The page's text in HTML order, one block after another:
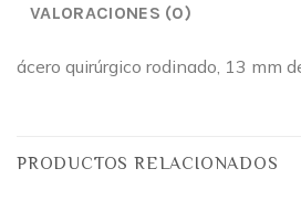
VALORACIONES (0)
ácero quirúrgico rodinado, 13 mm
PRODUCTOS RELACIONADOS